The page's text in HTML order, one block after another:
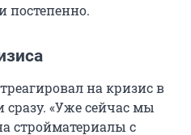
постепенно.
на кризис в
«Уже сейчас мы
стройматериалы с